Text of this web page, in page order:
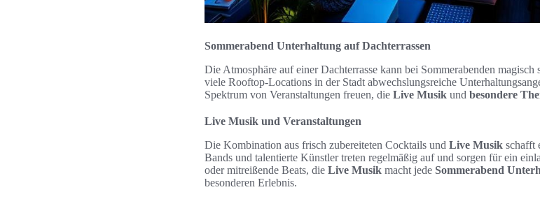
Sommerabend Unterhaltung auf Dachterrassen
Die Atmosphäre auf einer Dachterrasse kann bei Sommerabenden
viele Rooftop-Locations in der Stadt abwechslungsreiche
Spektrum von Veranstaltungen freuen, die Live Musik und besondere
Live Musik und Veranstaltungen
Die Kombination aus frisch zubereiteten Cocktails und Live Musik schafft
Bands und talentierte Künstler treten regelmäßig auf und sorgen für ein
oder mitreißende Beats, die Live Musik macht jede Sommerabend
besonderen Erlebnis.